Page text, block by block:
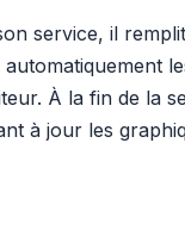
service, il
À la fin de la
à jour les